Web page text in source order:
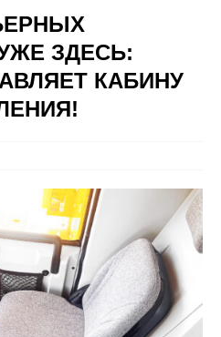
ЗДЕСЬ:
КАБИНУ